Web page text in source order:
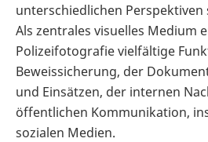
unterschiedlichen Perspektiven
Als zentrales visuelles Medium
Polizeifotografie vielfältige
Beweissicherung, der
und Einsätzen, der internen
öffentlichen Kommunikation,
sozialen Medien.